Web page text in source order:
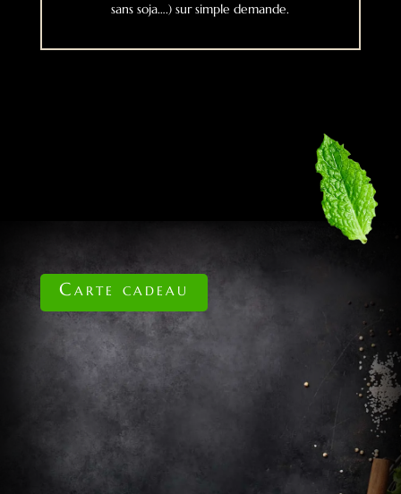
sans soja….) sur simple demande.
Carte cadeau